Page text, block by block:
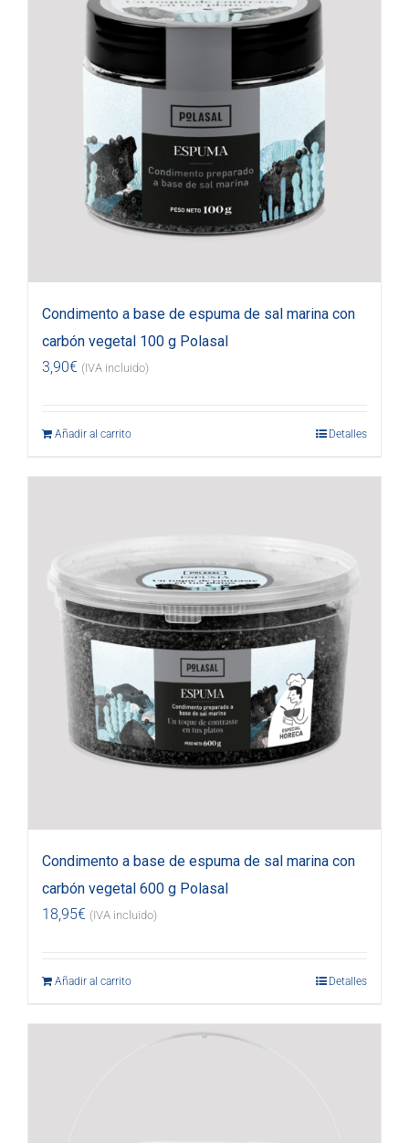
Condimento a base de espuma de sal marina con
carbón vegetal 100 g Polasal
3,90€ (IVA incluido)
Añadir al carrito Detalles
Condimento a base de espuma de sal marina con
carbón vegetal 600 g Polasal
18,95€ (IVA incluido)
Añadir al carrito Detalles